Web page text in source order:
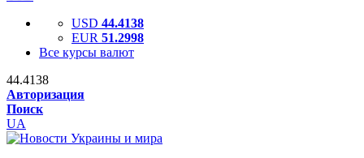
USD 44.4138
EUR 51.2998
Все курсы валют
44.4138
Авторизация
Поиск
UA